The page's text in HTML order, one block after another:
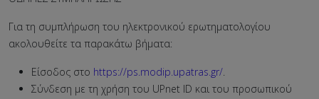
Για τη συμπλήρωση του ηλεκτρονικού ερωτηματολογίου
ακολουθείτε τα παρακάτω βήματα:
Είσοδος στο https://ps.modip.upatras.gr/.
Σύνδεση με τη χρήση του UPnet ID και του προσωπικού